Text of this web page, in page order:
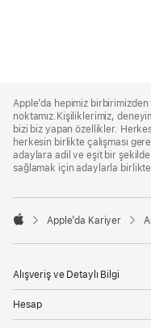
Footer
Apple’da hepimiz birbirimizden
noktamız.Kişiliklerimiz,
bizi biz yapan özellikler.
herkesin birlikte çalışması
adaylara adil ve eşit bir
sağlamak için adaylarla birlikte

Apple’da Kariyer
Alışveriş ve Detaylı Bilgi
Hesap